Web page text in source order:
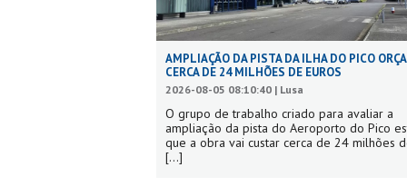
AMPLIAÇÃO DA PISTA DA ILHA DO PICO
CERCA DE 24 MILHÕES DE EUROS
2026-08-05 08:10:40 | Lusa
O grupo de trabalho criado para avaliar a
ampliação da pista do Aeroporto do Pico
que a obra vai custar cerca de 24 milhões
[...]